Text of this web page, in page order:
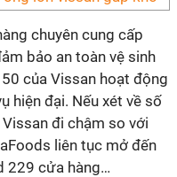
chuyên cung cấp
bảo an toàn vệ sinh
của Vissan hoạt động
hiện đại. Nếu xét về số
đi chậm so với
liên tục mở đến
229 cửa hàng…